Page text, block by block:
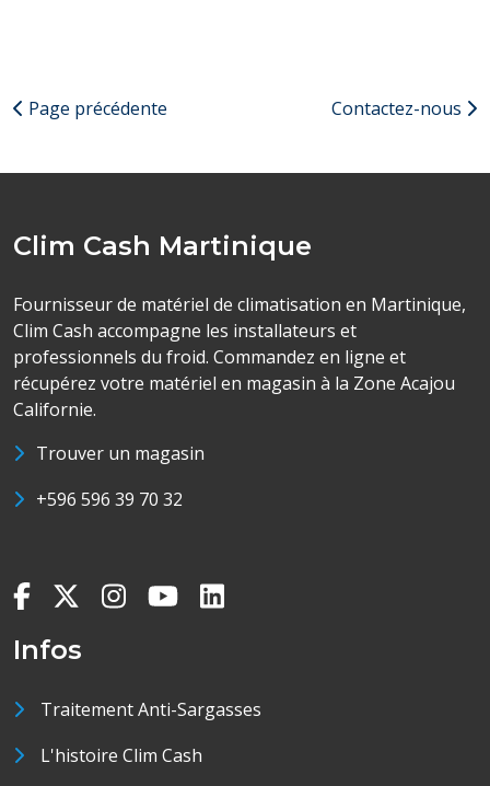
Page précédente Contactez-nous
Clim Cash Martinique
Fournisseur de matériel de climatisation en Martinique,
Clim Cash accompagne les installateurs et
professionnels du froid. Commandez en ligne et
récupérez votre matériel en magasin à la Zone Acajou
Californie.
Trouver un magasin
+596 596 39 70 32
Infos
Traitement Anti-Sargasses
L'histoire Clim Cash